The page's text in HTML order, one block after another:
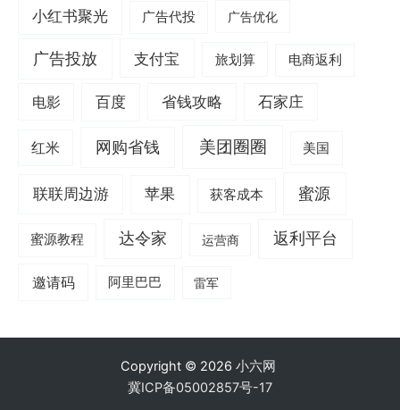
小红书聚光 广告代投 广告优化
广告投放 支付宝 旅划算 电商返利
电影 百度 省钱攻略 石家庄
红米 网购省钱 美团圈圈 美国
联联周边游 苹果 获客成本 蜜源
蜜源教程 达令家 运营商 返利平台
邀请码 阿里巴巴 雷军
Copyright © 2026 小六网
冀ICP备05002857号-17